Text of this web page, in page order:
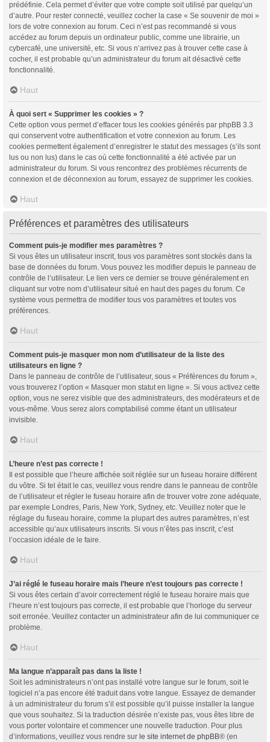
prédéfinie. Cela permet d’éviter que votre compte soit utilisé par quelqu’un
d’autre. Pour rester connecté, veuillez cocher la case « Se souvenir de moi »
lors de votre connexion au forum. Ceci n’est pas recommandé si vous
accédez au forum depuis un ordinateur public, comme une librairie, un
cybercafé, une université, etc. Si vous n’arrivez pas à trouver cette case à
cocher, il est probable qu’un administrateur du forum ait désactivé cette
fonctionnalité.
Haut
À quoi sert « Supprimer les cookies » ?
Cette option vous permet d’effacer tous les cookies générés par phpBB 3.3
qui conservent votre authentification et votre connexion au forum. Les
cookies permettent également d’enregistrer le statut des messages (s’ils sont
lus ou non lus) dans le cas où cette fonctionnalité a été activée par un
administrateur du forum. Si vous rencontrez des problèmes récurrents de
connexion et de déconnexion au forum, essayez de supprimer les cookies.
Haut
Préférences et paramètres des utilisateurs
Comment puis-je modifier mes paramètres ?
Si vous êtes un utilisateur inscrit, tous vos paramètres sont stockés dans la
base de données du forum. Vous pouvez les modifier depuis le panneau de
contrôle de l’utilisateur. Le lien vers ce dernier se trouve généralement en
cliquant sur votre nom d’utilisateur situé en haut des pages du forum. Ce
système vous permettra de modifier tous vos paramètres et toutes vos
préférences.
Haut
Comment puis-je masquer mon nom d’utilisateur de la liste des
utilisateurs en ligne ?
Dans le panneau de contrôle de l’utilisateur, sous « Préférences du forum »,
vous trouverez l’option « Masquer mon statut en ligne ». Si vous activez cette
option, vous ne serez visible que des administrateurs, des modérateurs et de
vous-même. Vous serez alors comptabilisé comme étant un utilisateur
invisible.
Haut
L’heure n’est pas correcte !
Il est possible que l’heure affichée soit réglée sur un fuseau horaire différent
du vôtre. Si tel était le cas, veuillez vous rendre dans le panneau de contrôle
de l’utilisateur et régler le fuseau horaire afin de trouver votre zone adéquate,
par exemple Londres, Paris, New York, Sydney, etc. Veuillez noter que le
réglage du fuseau horaire, comme la plupart des autres paramètres, n’est
accessible qu’aux utilisateurs inscrits. Si vous n’êtes pas inscrit, c’est
l’occasion idéale de le faire.
Haut
J’ai réglé le fuseau horaire mais l’heure n’est toujours pas correcte !
Si vous êtes certain d’avoir correctement réglé le fuseau horaire mais que
l’heure n’est toujours pas correcte, il est probable que l’horloge du serveur
soit erronée. Veuillez contacter un administrateur afin de lui communiquer ce
problème.
Haut
Ma langue n’apparaît pas dans la liste !
Soit les administrateurs n’ont pas installé votre langue sur le forum, soit le
logiciel n’a pas encore été traduit dans votre langue. Essayez de demander
à un administrateur du forum s’il est possible qu’il puisse installer la langue
que vous souhaitez. Si la traduction désirée n’existe pas, vous êtes libre de
vous porter volontaire et commencer une nouvelle traduction. Pour plus
d’informations, veuillez vous rendre sur le site internet de phpBB® (en